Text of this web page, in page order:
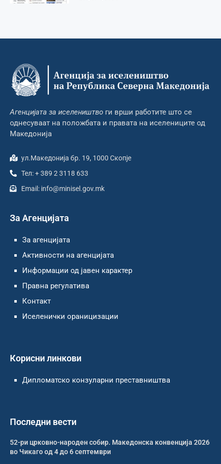
Агенцијата за иселеништво ги врши работите што се
однесуваат на положбата и правата на иселениците од
Македонија
ул.Македонија бр. 19, 1000 Скопје
Тел: + 389 2 3118 633
Email: info@minisel.gov.mk
За Агенцијата
За агенцијата
Активности на агенцијата
Информации од јавен карактер
Правна регулатива
Контакт
Иселенички ораницизации
Корисни линкови
Дипломатско конзуларни преставништва
Последни вести
52-ри црковно-народен собир. Македонска конвенција 2026
во Чикаго од 4 до 6 септември